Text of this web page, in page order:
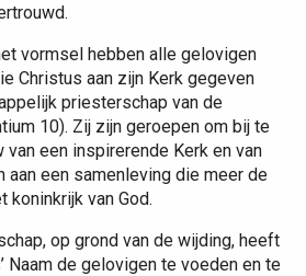
vormsel hebben alle gelovigen
Christus aan zijn Kerk gegeven
priesterschap van de
10). Zij zijn geroepen om bij te
van een inspirerende Kerk en van
aan een samenleving die meer de
koninkrijk van God.
op grond van de wijding, heeft
Naam de gelovigen te voeden en te